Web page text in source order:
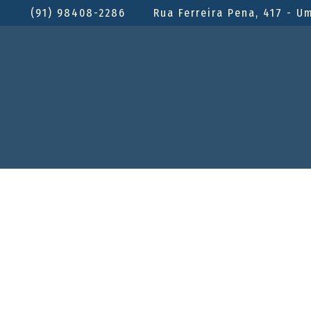
(91) 98408-2286 Rua Ferreira Pena, 417 -